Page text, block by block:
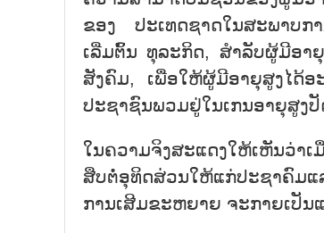
ຂອງ ປະເທດຊາດໃນສະພາບ
ເລີ່ມຕົ້ນ ທຸລະກິດ, ສຳລັບຜູ້ມີອາ
ສັງຄົມ, ເພື່ອໃຫ້ຜູ້ມີອາຍຸສູງໄດ້
ປະຊາຊົນພວມຢູ່ໃນເກນອາຍຸສູງປັ
ໃນຄວາມຈິງສະແດງໃຫ້ເຫັນວ່າ
ສືບຕໍ່ອຸທິດສ່ວນໃຫ້ແກ່ປະຊາຄົມ
ການເສີມຂະຫຍາຍ ຈະກາຍເປັ